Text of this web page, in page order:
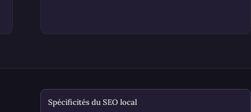
Spécificités du SEO local